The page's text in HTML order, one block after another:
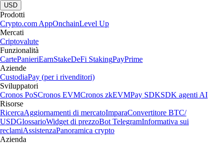
USD
Prodotti
Crypto.com AppOnchainLevel Up
Mercati
Criptovalute
Funzionalità
CartePanieriEarnStakeDeFi StakingPayPrime
Aziende
CustodiaPay (per i rivenditori)
Sviluppatori
Cronos PoSCronos EVMCronos zkEVMPay SDKSDK agenti AI
Risorse
RicercaAggiornamenti di mercatoImparaConvertitore BTC/
USDGlossarioWidget di prezzoBot TelegramInformativa sui
reclamiAssistenzaPanoramica crypto
Azienda